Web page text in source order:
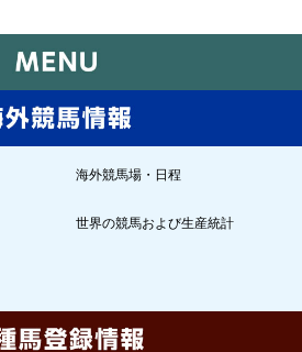
海外競馬場・日程
世界の競馬および生産統計